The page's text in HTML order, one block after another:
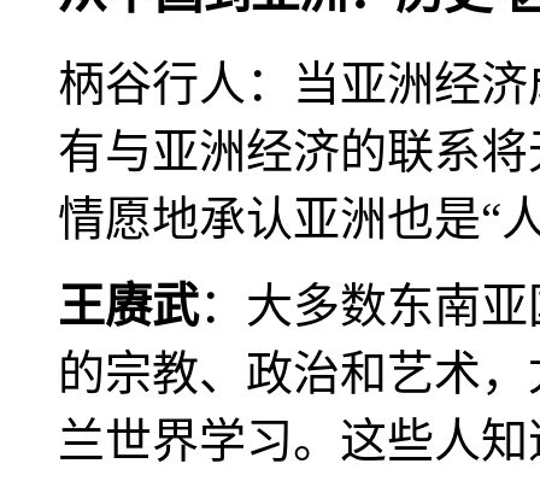
柄谷行人：当亚洲经
有与亚洲经济的联系
情愿地承认亚洲也是“
王赓武：大多数东南
的宗教、政治和艺术
兰世界学习。这些人